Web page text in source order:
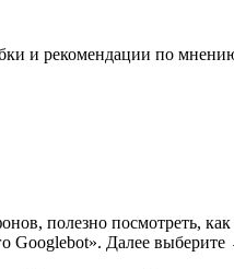
и рекомендации по
полезно посмотреть,
Googlebot». Далее